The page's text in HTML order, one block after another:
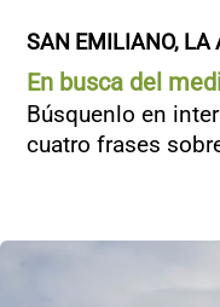
SAN EMILIANO, LA
En busca del
Búsquenlo en
cuatro frases